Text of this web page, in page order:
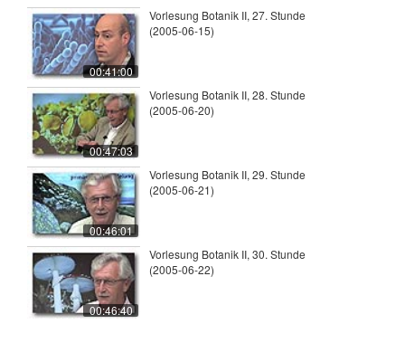
00:41:00
Vorlesung Botanik II, 27. Stunde
(2005-06-15)
00:47:03
Vorlesung Botanik II, 28. Stunde
(2005-06-20)
00:46:01
Vorlesung Botanik II, 29. Stunde
(2005-06-21)
00:46:40
Vorlesung Botanik II, 30. Stunde
(2005-06-22)